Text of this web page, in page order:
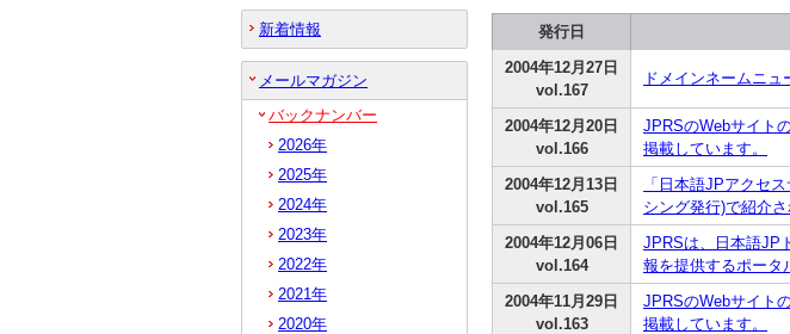
発行日
2004年12月27日
vol.167
ドメインネームニ
2004年12月20日
vol.166
JPRSのWebサイト
掲載しています。
2004年12月13日
vol.165
「日本語JPアクセ
シング発行)で紹介
2004年12月06日
vol.164
JPRSは、日本語JP
報を提供するポータ
2004年11月29日
vol.163
JPRSのWebサイト
掲載しています。
新着情報
メールマガジン
バックナンバー
2026年
2025年
2024年
2023年
2022年
2021年
2020年